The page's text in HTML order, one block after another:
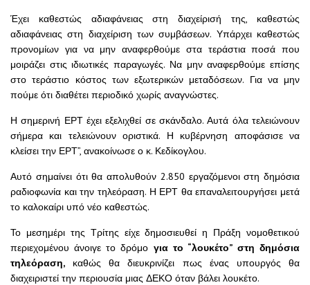
Έχει καθεστώς αδιαφάνειας στη διαχείρισή της, καθεστώς
αδιαφάνειας στη διαχείριση των συμβάσεων. Υπάρχει καθεστώς
προνομίων για να μην αναφερθούμε στα τεράστια ποσά που
μοιράζει στις ιδιωτικές παραγωγές. Να μην αναφερθούμε επίσης
στο τεράστιο κόστος των εξωτερικών μεταδόσεων. Για να μην
πούμε ότι διαθέτει περιοδικό χωρίς αναγνώστες.
Η σημερινή ΕΡΤ έχει εξελιχθεί σε σκάνδαλο. Αυτά όλα τελειώνουν
σήμερα και τελειώνουν οριστικά. Η κυβέρνηση αποφάσισε να
κλείσει την ΕΡΤ”, ανακοίνωσε ο κ. Κεδίκογλου.
Αυτό σημαίνει ότι θα απολυθούν 2.850 εργαζόμενοι στη δημόσια
ραδιοφωνία και την τηλεόραση. Η ΕΡΤ θα επαναλειτουργήσει μετά
το καλοκαίρι υπό νέο καθεστώς.
Το μεσημέρι της Τρίτης είχε δημοσιευθεί η Πράξη νομοθετικού
περιεχομένου άνοιγε το δρόμο για το “λουκέτο” στη δημόσια
τηλεόραση, καθώς θα διευκρινίζει πως ένας υπουργός θα
διαχειριστεί την περιουσία μιας ΔΕΚΟ όταν βάλει λουκέτο.